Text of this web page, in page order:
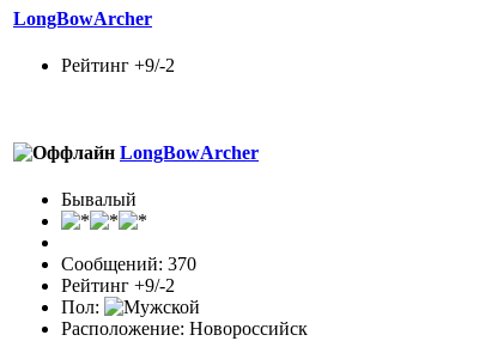
LongBowArcher
Рейтинг +9/-2
LongBowArcher
Бывалый
Сообщений: 370
Рейтинг +9/-2
Пол:
Расположение: Новороссийск